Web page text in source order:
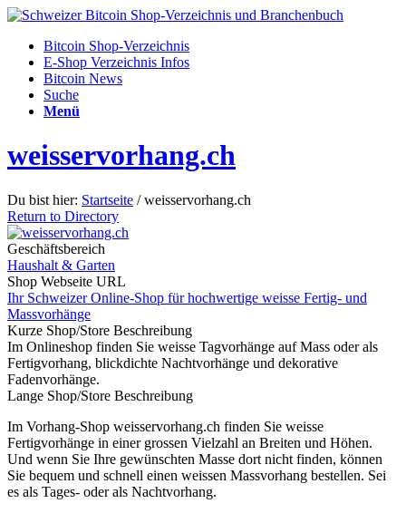
Bitcoin Shop-Verzeichnis
E-Shop Verzeichnis Infos
Bitcoin News
Suche
Menü
weisservorhang.ch
Du bist hier: Startseite / weisservorhang.ch
Return to Directory
Geschäftsbereich
Haushalt & Garten
Shop Webseite URL
Ihr Schweizer Online-Shop für hochwertige weisse Fertig- und
Massvorhänge
Kurze Shop/Store Beschreibung
Im Onlineshop finden Sie weisse Tagvorhänge auf Mass oder als
Fertigvorhang, blickdichte Nachtvorhänge und dekorative
Fadenvorhänge.
Lange Shop/Store Beschreibung
Im Vorhang-Shop weisservorhang.ch finden Sie weisse
Fertigvorhänge in einer grossen Vielzahl an Breiten und Höhen.
Und wenn Sie Ihre gewünschten Masse dort nicht finden, können
Sie bequem und schnell einen weissen Massvorhang bestellen. Sei
es als Tages- oder als Nachtvorhang.